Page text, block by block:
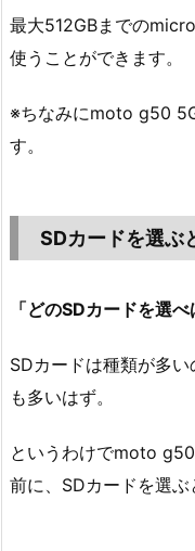
最大512GBまでの
使うことができます。
※ちなみにmoto g50
す。
SDカードを選ぶ
「どのSDカードを選
SDカードは種類が多
も多いはず。
というわけでmoto
前に、SDカードを選ぶ